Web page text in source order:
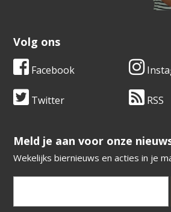
Volg ons
Facebook
Twitter RSS
​​​​​​​Meld je aan voor onze
Wekelijks biernieuws en acties in je